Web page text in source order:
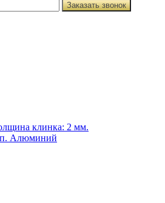
Заказать звонок
клинка: 2 мм.
Алюминий